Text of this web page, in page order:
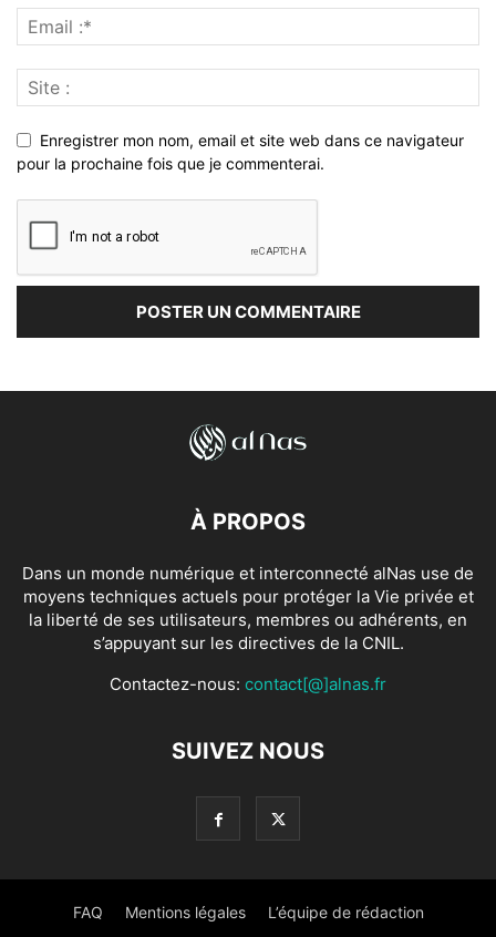
Enregistrer mon nom, email et site web dans ce navigateur
pour la prochaine fois que je commenterai.
À PROPOS
Dans un monde numérique et interconnecté alNas use de
moyens techniques actuels pour protéger la Vie privée et
la liberté de ses utilisateurs, membres ou adhérents, en
s’appuyant sur les directives de la CNIL.
Contactez-nous: contact[@]alnas.fr
SUIVEZ NOUS
FAQ Mentions légales L’équipe de rédaction